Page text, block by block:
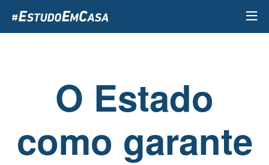
para
o
O Estado
como garante